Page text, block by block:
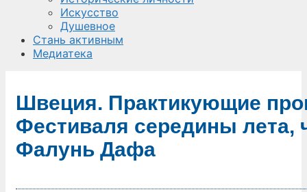
Искусство
Душевное
Стань активным
Медиатека
Швеция. Практикующие
Фестиваля середины лета,
Фалунь Дафа